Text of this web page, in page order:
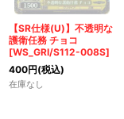
【SR仕様(U)】不透明な
護衛任務 チョコ
[WS_GRI/S112-008S]
400円(税込)
在庫なし